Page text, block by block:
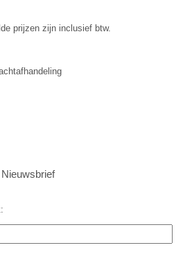
prijzen zijn inclusief btw.
Nieuwsbrief